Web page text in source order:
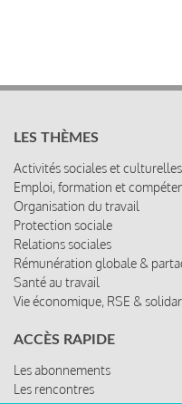
LES THÈMES
Activités sociales et culturelles
Emploi, formation et
Organisation du travail
Protection sociale
Relations sociales
Rémunération globale &
Santé au travail
Vie économique, RSE &
ACCÈS RAPIDE
Les abonnements
Les rencontres